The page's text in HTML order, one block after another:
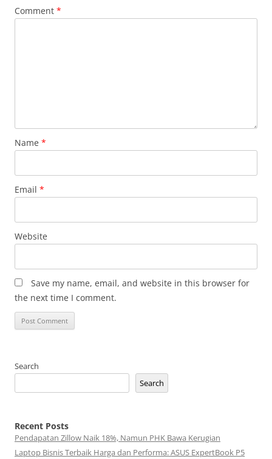
Comment *
Name *
Email *
Website
Save my name, email, and website in this browser for
the next time I comment.
Search
Search
Recent Posts
Pendapatan Zillow Naik 18%, Namun PHK Bawa Kerugian
Laptop Bisnis Terbaik Harga dan Performa: ASUS ExpertBook P5